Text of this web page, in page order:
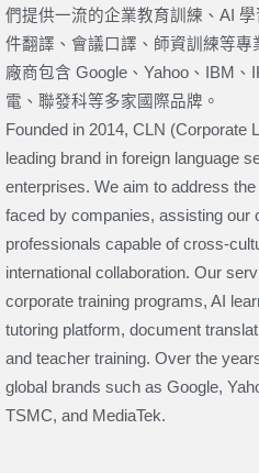
們提供一流的企業教育訓練、AI
件翻譯、會議口譯、師資訓練等
廠商包含 Google、Yahoo、IBM
電、聯發科等多家國際品牌。
Founded in 2014, CLN (Corporate
leading brand in foreign language
enterprises. We aim to address
faced by companies, assisting our
professionals capable of cross-
international collaboration. Our
corporate training programs, AI
tutoring platform, document
and teacher training. Over the
global brands such as Google,
TSMC, and MediaTek.